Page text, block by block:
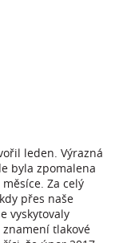
leden. Výrazná
byla zpomalena
Za celý
přes naše
vyskytovaly
znamení tlakové